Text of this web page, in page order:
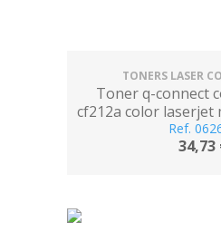
TONERS LASER
Toner q-connect
cf212a color laserjet
276n / 276nw
Ref.
34,73